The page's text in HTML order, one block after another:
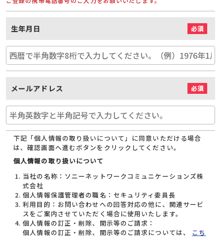
生年月日 必須
メールアドレス 必須
下記「個人情報の取り扱いについて」に同意いただける場合
は、確認画面へ進むボタンをクリックしてください。
個人情報の取り扱いについて
当社の名称：ソニーネットワークコミュニケーションズ株
式会社
個人情報保護管理者の職名：セキュリティ委員長
利用目的：お問い合わせへの回答対応の他に、関連サービ
スをご案内させていただく場合に使用いたします。
個人情報の訂正・削除、開示等のご請求：
個人情報の訂正・削除、開示等のご請求については、 こち